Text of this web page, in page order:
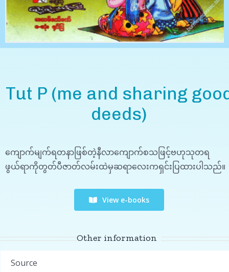
Tut P (me and sharing
deeds)
ကျောက်မျက်ရတနာဖြစ်တဲ့နီလာကျောက်စသဖြင့်ဗဟုသုတရ
ဖွယ်ရာကိုတွတ်ပီဇာတ်လမ်းထဲမှဆရာလေးကရှင်းပြထားပါသည်။
View e-books
Other information
Source